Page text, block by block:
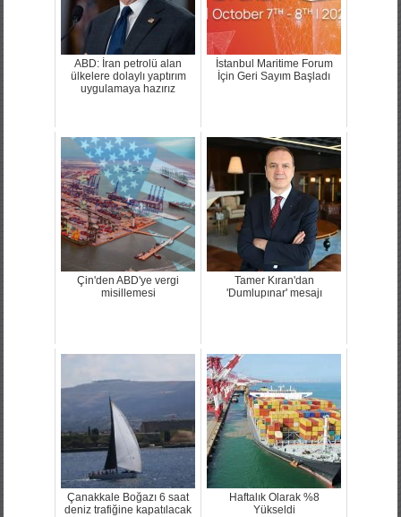
ABD: İran petrolü alan
ülkelere dolaylı yaptırım
uygulamaya hazırız
İstanbul Maritime Forum
İçin Geri Sayım Başladı
Çin'den ABD'ye vergi
misillemesi
Tamer Kıran'dan
'Dumlupınar' mesajı
Çanakkale Boğazı 6 saat
deniz trafiğine kapatılacak
Haftalık Olarak %8
Yükseldi